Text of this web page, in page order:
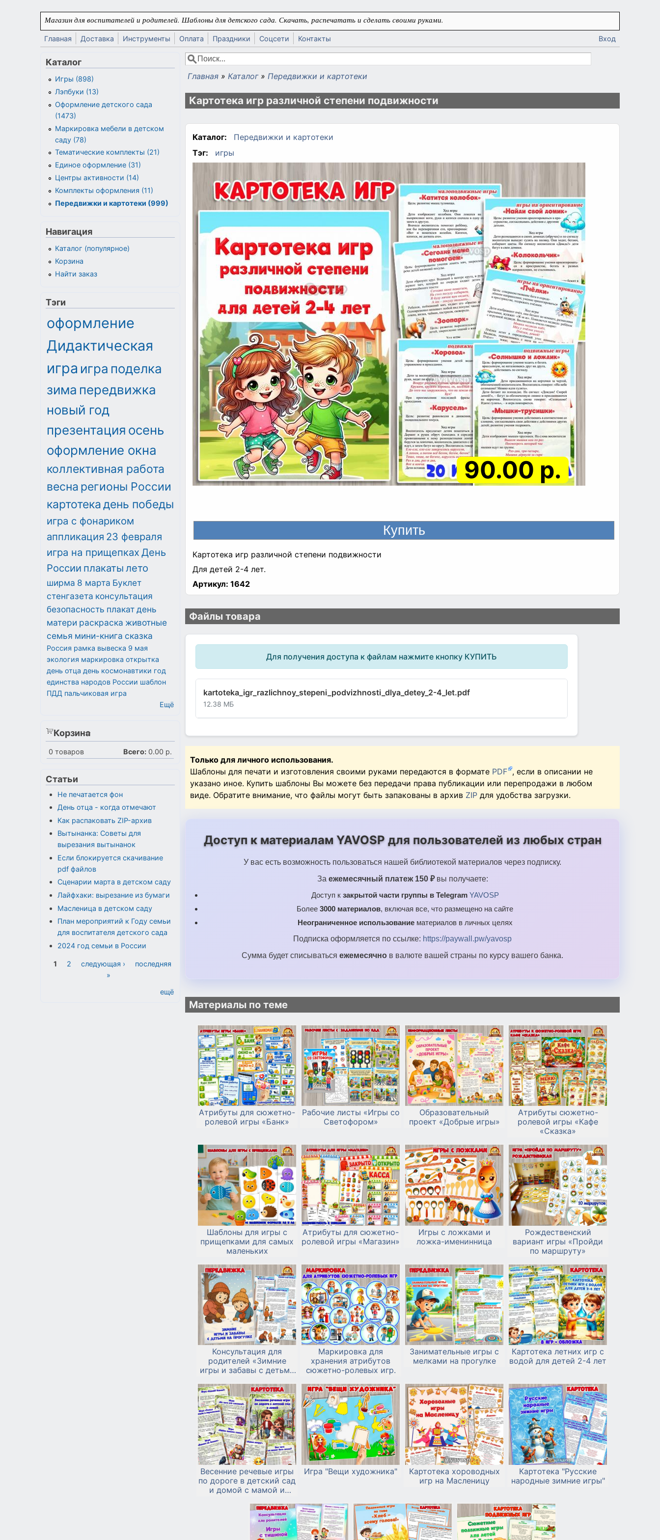
Перейти к основному содержанию
Магазин для воспитателей и родителей. Шаблоны для детского сада. Скачать, распечатать и сделать своими руками.
Главная Доставка Инструменты Оплата Праздники Соцсети Контакты Вход
Форма поиска
Поиск
Вы здесь
Главная » Каталог » Передвижки и картотеки
Картотека игр различной степени подвижности
Каталог:
Передвижки и картотеки
Тэг:
игры
90.00 р.
Картотека игр различной степени подвижности
Для детей 2-4 лет.
Артикул: 1642
Файлы товара
Для получения доступа к файлам нажмите кнопку КУПИТЬ
kartoteka_igr_razlichnoy_stepeni_podvizhnosti_dlya_detey_2-4_let.pdf
12.38 МБ
Только для личного использования.
Шаблоны для печати и изготовления своими руками передаются в формате PDF , если в описании не
указано иное. Купить шаблоны Вы можете без передачи права публикации или перепродажи в любом
виде. Обратите внимание, что файлы могут быть запакованы в архив ZIP для удобства загрузки.
Доступ к материалам YAVOSP для пользователей из любых стран
У вас есть возможность пользоваться нашей библиотекой материалов через подписку.
За ежемесячный платеж 150 ₽вы получаете:
Доступ к закрытой части группы в Telegram YAVOSP
Более 3000 материалов, включая все, что размещено на сайте
Неограниченное использованиематериалов в личных целях
Подписка оформляется по ссылке: https://paywall.pw/yavosp
Сумма будет списываться ежемесячно в валюте вашей страны по курсу вашего банка.
Материалы по теме
Атрибуты для сюжетно-
ролевой игры «Банк»
Рабочие листы «Игры со
Светофором»
Образовательный
проект «Добрые игры»
Атрибуты сюжетно-
ролевой игры «Кафе
«Сказка»
Шаблоны для игры с
прищепками для самых
маленьких
Атрибуты для сюжетно-
ролевой игры «Магазин»
Игры с ложками и
ложка-именинница
Рождественский
вариант игры «Пройди
по маршруту»
Консультация для
родителей «Зимние
игры и забавы с детьми
Маркировка для
хранения атрибутов
сюжетно-ролевых игр.
Занимательные игры с
мелками на прогулке
Картотека летних игр с
водой для детей 2-4 лет
Весенние речевые игры
по дороге в детский сад
и домой с мамой и
Игра "Вещи художника"
Картотека хороводных
игр на Масленицу
Картотека "Русские
народные зимние игры"
Каталог
Игры (898)
Лэпбуки (13)
Оформление детского сада
(1473)
Маркировка мебели в детском
саду (78)
Тематические комплекты (21)
Единое оформление (31)
Центры активности (14)
Комплекты оформления (11)
Передвижки и картотеки (999)
Навигация
Каталог (популярное)
Корзина
Найти заказ
Тэги
оформление
Дидактическая
игра игра поделка
зима передвижка
новый год
презентация осень
оформление окна
коллективная работа
весна регионы России
картотекадень победы
игра с фонариком
аппликация 23 февраля
игра на прищепках День
России плакаты лето
ширма 8 марта Буклет
стенгазета консультация
безопасность плакатдень
матери раскраска животные
семья мини-книга сказка
Россия рамка вывеска 9 мая
экология маркировка открытка
день отца день космонавтики год
единства народов России шаблон
ПДД пальчиковая игра
Ещё
Корзина
0 товаров Всего: 0.00 р.
Статьи
Не печатается фон
День отца - когда отмечают
Как распаковать ZIP-архив
Вытынанка: Советы для
вырезания вытынанок
Если блокируется скачивание
pdf файлов
Сценарии марта в детском саду
Лайфхаки: вырезание из бумаги
Масленица в детском саду
План мероприятий к Году семьи
для воспитателя детского сада
2024 год семьи в России
Страницы
1 2 следующая ›
последняя
»
ещё